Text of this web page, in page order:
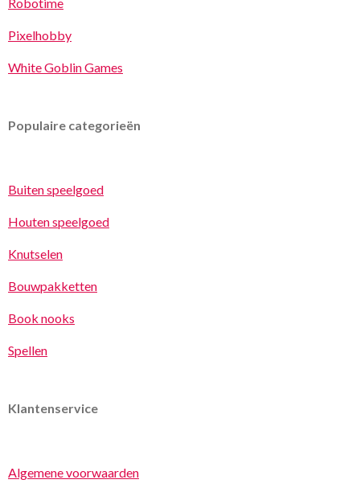
Pixelhobby
White Goblin Games
Populaire categorieën
Buiten speelgoed
Houten speelgoed
Knutselen
Bouwpakketten
Book nooks
Spellen
Klantenservice
Algemene voorwaarden